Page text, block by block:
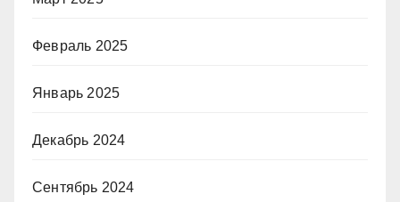
Февраль 2025
Январь 2025
Декабрь 2024
Сентябрь 2024